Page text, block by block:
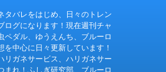
タバレをはじめ、日々のトレン
ログになります！現在週刊チャ
ペダル、ゆうえんち、ブルーロ
中心に日々更新しています！
リガネサービス、ハリガネサー
まれ！ふしぎ研究部、ブルーロ